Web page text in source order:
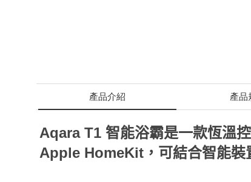
產品介紹 產品
Aqara T1 智能浴霸是一款恆溫
Apple HomeKit，可結合智能裝